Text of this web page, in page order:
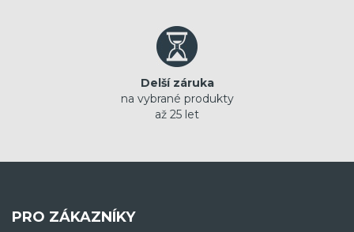
Delší záruka
na vybrané produkty
až 25 let
PRO ZÁKAZNÍKY